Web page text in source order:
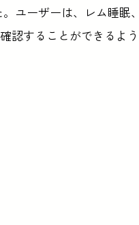
ユーザーは、レム睡眠、
認することができるよう